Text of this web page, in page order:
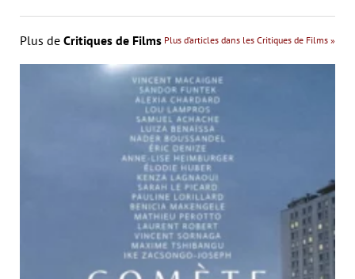
Plus de Critiques de Films Plus d’articles dans les Critiques de Films »